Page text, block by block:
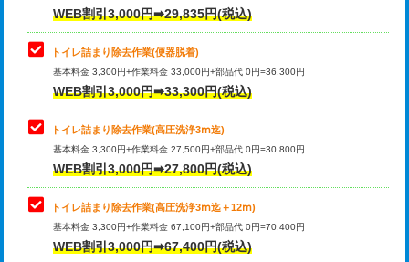
WEB割引3,000円➡29,835円(税込)
トイレ詰まり除去作業(便器脱着)
基本料金 3,300円+作業料金 33,000円+部品代 0円=36,300円
WEB割引3,000円➡33,300円(税込)
トイレ詰まり除去作業(高圧洗浄3ⅿ迄)
基本料金 3,300円+作業料金 27,500円+部品代 0円=30,800円
WEB割引3,000円➡27,800円(税込)
トイレ詰まり除去作業(高圧洗浄3ⅿ迄＋12ⅿ)
基本料金 3,300円+作業料金 67,100円+部品代 0円=70,400円
WEB割引3,000円➡67,400円(税込)